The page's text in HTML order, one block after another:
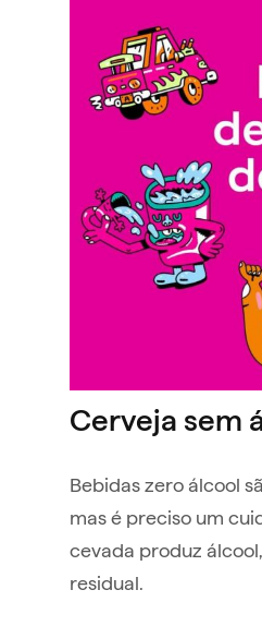
Cerveja sem
Bebidas zero álcool
mas é preciso um
cevada produz
residual.